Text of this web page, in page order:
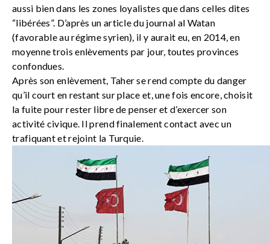
aussi bien dans les zones loyalistes que dans celles dites
“libérées”. D’après un article du journal al Watan
(favorable au régime syrien), il y aurait eu, en 2014, en
moyenne trois enlèvements par jour, toutes provinces
confondues.
Après son enlèvement, Taher se rend compte du danger
qu’il court en restant sur place et, une fois encore, choisit
la fuite pour rester libre de penser et d’exercer son
activité civique. Il prend finalement contact avec un
trafiquant et rejoint la Turquie.